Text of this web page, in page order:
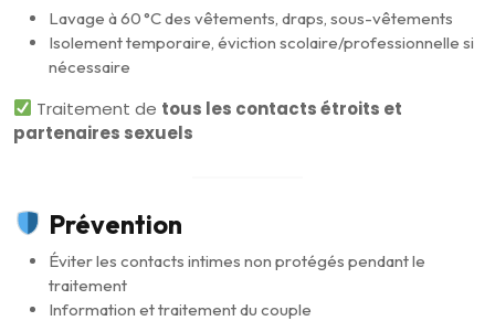
Lavage à 60 °C des vêtements, draps, sous-vêtements
Isolement temporaire, éviction scolaire/professionnelle si
nécessaire
Traitement de tous les contacts étroits et
partenaires sexuels
Prévention
Éviter les contacts intimes non protégés pendant le
traitement
Information et traitement du couple